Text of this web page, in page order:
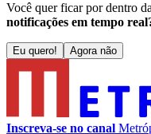
Você quer ficar por dentro
notificações em tempo
Eu quero! Agora não
Inscreva-se no canal